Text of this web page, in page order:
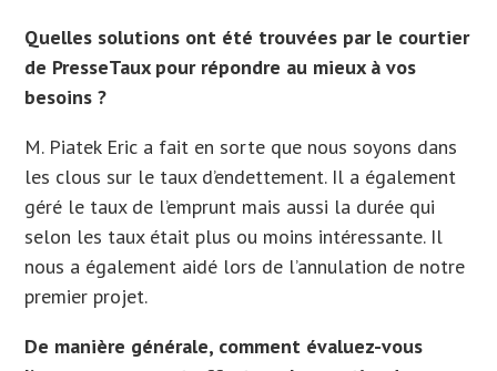
Quelles solutions ont été trouvées par le courtier
de PresseTaux pour répondre au mieux à vos
besoins ?
M. Piatek Eric a fait en sorte que nous soyons dans
les clous sur le taux d’endettement. Il a également
géré le taux de l’emprunt mais aussi la durée qui
selon les taux était plus ou moins intéressante. Il
nous a également aidé lors de l’annulation de notre
premier projet.
De manière générale, comment évaluez-vous